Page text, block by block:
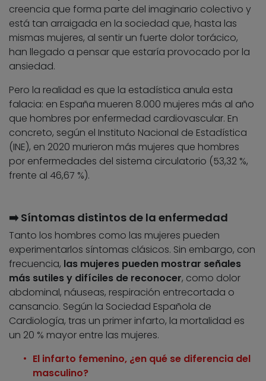
creencia que forma parte del imaginario colectivo y
está tan arraigada en la sociedad que, hasta las
mismas mujeres, al sentir un fuerte dolor torácico,
han llegado a pensar que estaría provocado por la
ansiedad.
Pero la realidad es que la estadística anula esta
falacia: en España mueren 8.000 mujeres más al año
que hombres por enfermedad cardiovascular. En
concreto, según el Instituto Nacional de Estadística
(INE), en 2020 murieron más mujeres que hombres
por enfermedades del sistema circulatorio (53,32 %,
frente al 46,67 %).
➡️ Síntomas distintos de la enfermedad
Tanto los hombres como las mujeres pueden
experimentarlos síntomas clásicos. Sin embargo, con
frecuencia, las mujeres pueden mostrar señales
más sutiles y difíciles de reconocer, como dolor
abdominal, náuseas, respiración entrecortada o
cansancio. Según la Sociedad Española de
Cardiología, tras un primer infarto, la mortalidad es
un 20 % mayor entre las mujeres.
El infarto femenino, ¿en qué se diferencia del
masculino?